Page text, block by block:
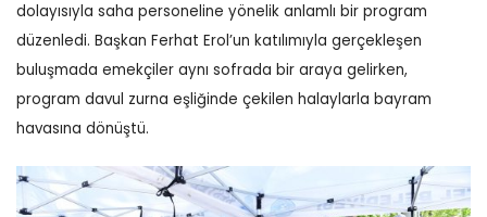
dolayısıyla saha personeline yönelik anlamlı bir program
düzenledi. Başkan Ferhat Erol’un katılımıyla gerçekleşen
buluşmada emekçiler aynı sofrada bir araya gelirken,
program davul zurna eşliğinde çekilen halaylarla bayram
havasına dönüştü.